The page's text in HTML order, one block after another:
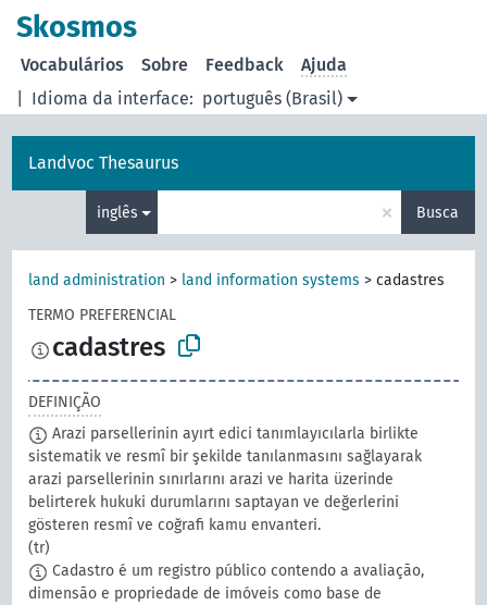
principal
Skosmos
Idioma da interface: português (Brasil)
Vocabulários Sobre Feedback Ajuda
Landvoc Thesaurus
inglês × Busca
land administration > land information systems >cadastres
TERMO PREFERENCIAL
cadastres
DEFINIÇÃO
Arazi parsellerinin ayırt edici tanımlayıcılarla birlikte
sistematik ve resmî bir şekilde tanılanmasını sağlayarak
arazi parsellerinin sınırlarını arazi ve harita üzerinde
belirterek hukuki durumlarını saptayan ve değerlerini
gösteren resmî ve coğrafi kamu envanteri.
(tr)
Cadastro é um registro público contendo a avaliação,
dimensão e propriedade de imóveis como base de